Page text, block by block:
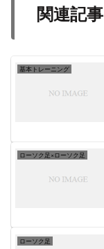
関連記事
基本トレーニング
ローソク足×ローソク足
ローソク足